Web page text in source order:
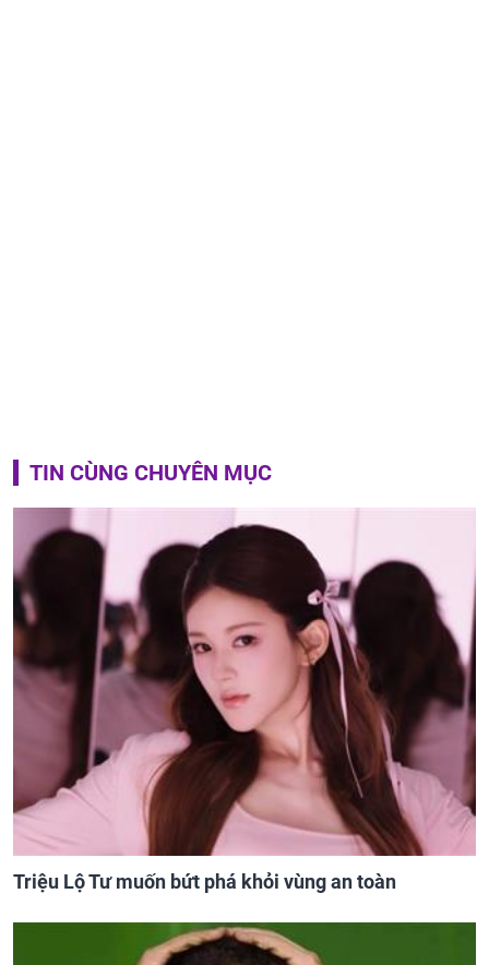
TIN CÙNG CHUYÊN MỤC
Triệu Lộ Tư muốn bứt phá khỏi vùng an toàn